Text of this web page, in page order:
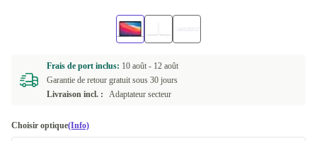
Frais de port inclus: 10 août - 12 août
Garantie de retour gratuit sous 30 jours
Livraison incl. :
Adaptateur secteur
Choisir optique(Info)